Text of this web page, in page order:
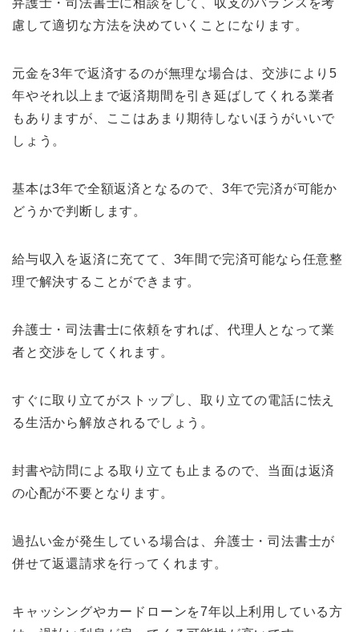
弁護士・司法書士に相談をして、収支のバランスを考
慮して適切な方法を決めていくことになります。
元金を3年で返済するのが無理な場合は、交渉により5
年やそれ以上まで返済期間を引き延ばしてくれる業者
もありますが、ここはあまり期待しないほうがいいで
しょう。
基本は3年で全額返済となるので、3年で完済が可能か
どうかで判断します。
給与収入を返済に充てて、3年間で完済可能なら任意整
理で解決することができます。
弁護士・司法書士に依頼をすれば、代理人となって業
者と交渉をしてくれます。
すぐに取り立てがストップし、取り立ての電話に怯え
る生活から解放されるでしょう。
封書や訪問による取り立ても止まるので、当面は返済
の心配が不要となります。
過払い金が発生している場合は、弁護士・司法書士が
併せて返還請求を行ってくれます。
キャッシングやカードローンを7年以上利用している方